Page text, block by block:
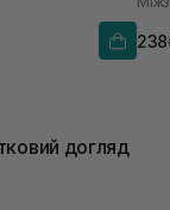
догляд